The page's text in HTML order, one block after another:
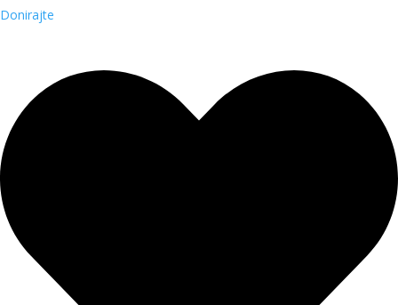
Donirajte